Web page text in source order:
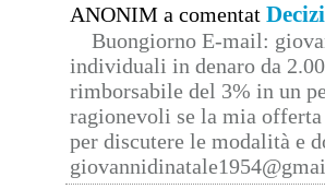
ANONIM a comentat
Buongiorno E-mail:
individuali in denaro da
rimborsabile del 3% in un
ragionevoli se la mia
per discutere le modalità e